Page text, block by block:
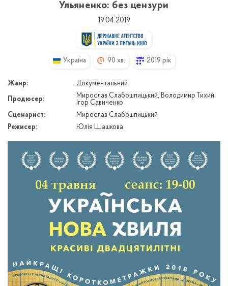
Ульяненко: без цензури
19.04.2019
Україна 90 хв. 2019 рік
Жанр: Документальний
Продюсер:
Мирослав Слабошпицький, Володимир Тихий,
Ігор Савиченко
Сценарист:
Мирослав Слабошпицький
Режисер:
Юлія Шашкова